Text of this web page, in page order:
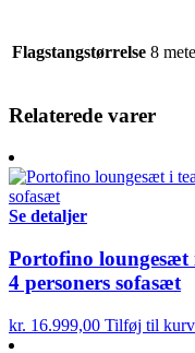
Flagstangstørrelse 8
Relaterede varer
Se detaljer
Portofino loungesæt
4 personers sofasæt
kr. 16.999,00 Tilføj til kurv